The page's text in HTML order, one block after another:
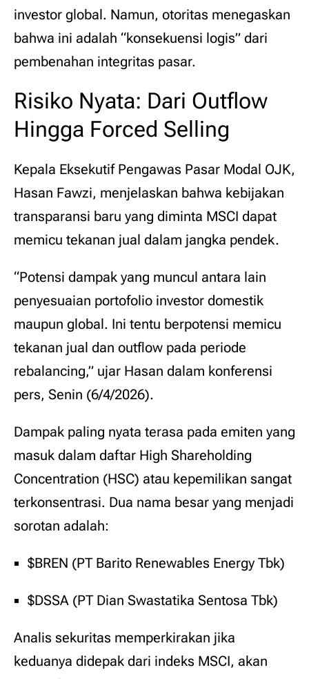
investor global. Namun, otoritas menegaskan
bahwa ini adalah “konsekuensi logis” dari
pembenahan integritas pasar.
Risiko Nyata: Dari Outflow
Hingga Forced Selling
Kepala Eksekutif Pengawas Pasar Modal OJK,
Hasan Fawzi, menjelaskan bahwa kebijakan
transparansi baru yang diminta MSCI dapat
memicu tekanan jual dalam jangka pendek.
“Potensi dampak yang muncul antara lain
penyesuaian portofolio investor domestik
maupun global. Ini tentu berpotensi memicu
tekanan jual dan outflow pada periode
rebalancing,” ujar Hasan dalam konferensi
pers, Senin (6/4/2026).
Dampak paling nyata terasa pada emiten yang
masuk dalam daftar High Shareholding
Concentration (HSC) atau kepemilikan sangat
terkonsentrasi. Dua nama besar yang menjadi
sorotan adalah:
$BREN (PT Barito Renewables Energy Tbk)
$DSSA (PT Dian Swastatika Sentosa Tbk)
Analis sekuritas memperkirakan jika
keduanya didepak dari indeks MSCI, akan